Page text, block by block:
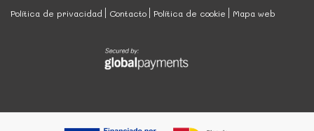
Política de privacidad
Contacto Política de cookie Mapa web